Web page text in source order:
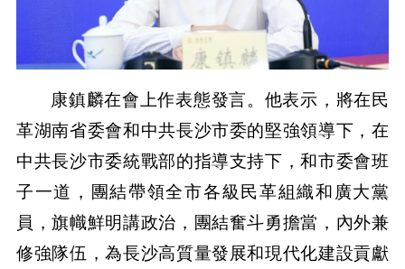
康鎮麟在會上作表態發言。他表示，將在民
革湖南省委會和中共長沙市委的堅強領導下，在
中共長沙市委統戰部的指導支持下，和市委會班
子一道，團結帶領全市各級民革組織和廣大黨
員，旗幟鮮明講政治，團結奮斗勇擔當，內外兼
修強隊伍，為長沙高質量發展和現代化建設貢獻